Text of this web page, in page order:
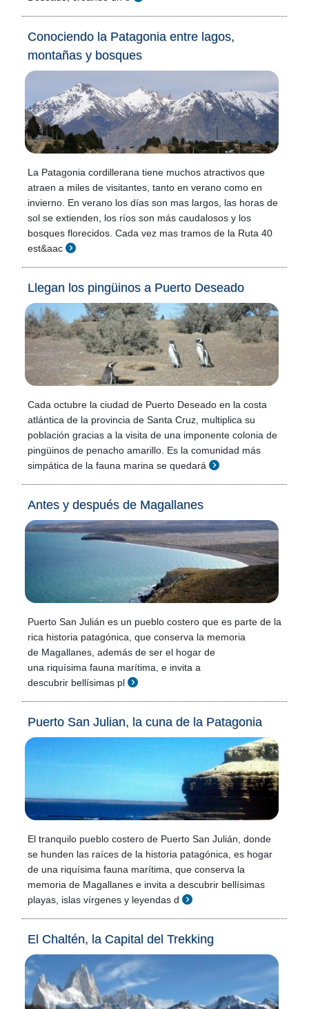
Conociendo la Patagonia entre lagos,
montañas y bosques
La Patagonia cordillerana tiene muchos atractivos que
atraen a miles de visitantes, tanto en verano como en
invierno. En verano los días son mas largos, las horas de
sol se extienden, los ríos son más caudalosos y los
bosques florecidos. Cada vez mas tramos de la Ruta 40
est&aac
Llegan los pingüinos a Puerto Deseado
Cada octubre la ciudad de Puerto Deseado en la costa
atlántica de la provincia de Santa Cruz, multiplica su
población gracias a la visita de una imponente colonia de
pingüinos de penacho amarillo. Es la comunidad más
simpática de la fauna marina se quedará
Antes y después de Magallanes
Puerto San Julián es un pueblo costero que es parte de la
rica historia patagónica, que conserva la memoria
de Magallanes, además de ser el hogar de
una riquísima fauna marítima, e invita a
descubrir bellísimas pl
Puerto San Julian, la cuna de la Patagonia
El tranquilo pueblo costero de Puerto San Julián, donde
se hunden las raíces de la historia patagónica, es hogar
de una riquísima fauna marítima, que conserva la
memoria de Magallanes e invita a descubrir bellísimas
playas, islas vírgenes y leyendas d
El Chaltén, la Capital del Trekking